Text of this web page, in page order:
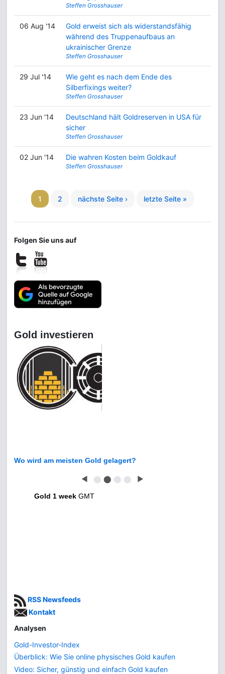
Steffen Grosshauser
06 Aug '14
Gold erweist sich als widerstandsfähig
während des Truppenaufbaus an
ukrainischer Grenze
Steffen Grosshauser
29 Jul '14
Wie geht es nach dem Ende des
Silberfixings weiter?
Steffen Grosshauser
23 Jun '14
Deutschland hält Goldreserven in USA für
sicher
Steffen Grosshauser
02 Jun '14 Die wahren Kosten beim Goldkauf
Steffen Grosshauser
1 2 nächste Seite › letzte Seite »
Folgen Sie uns auf
Gold investieren
Wo wird am meisten Gold gelagert?
◀ ⬤ ⬤ ⬤ ⬤ ▶
Gold 1 week GMT
RSS Newsfeeds
Kontakt
Analysen
Gold-Investor-Index
Überblick: Wie Sie online physisches Gold kaufen
Video: Sicher, günstig und einfach Gold kaufen